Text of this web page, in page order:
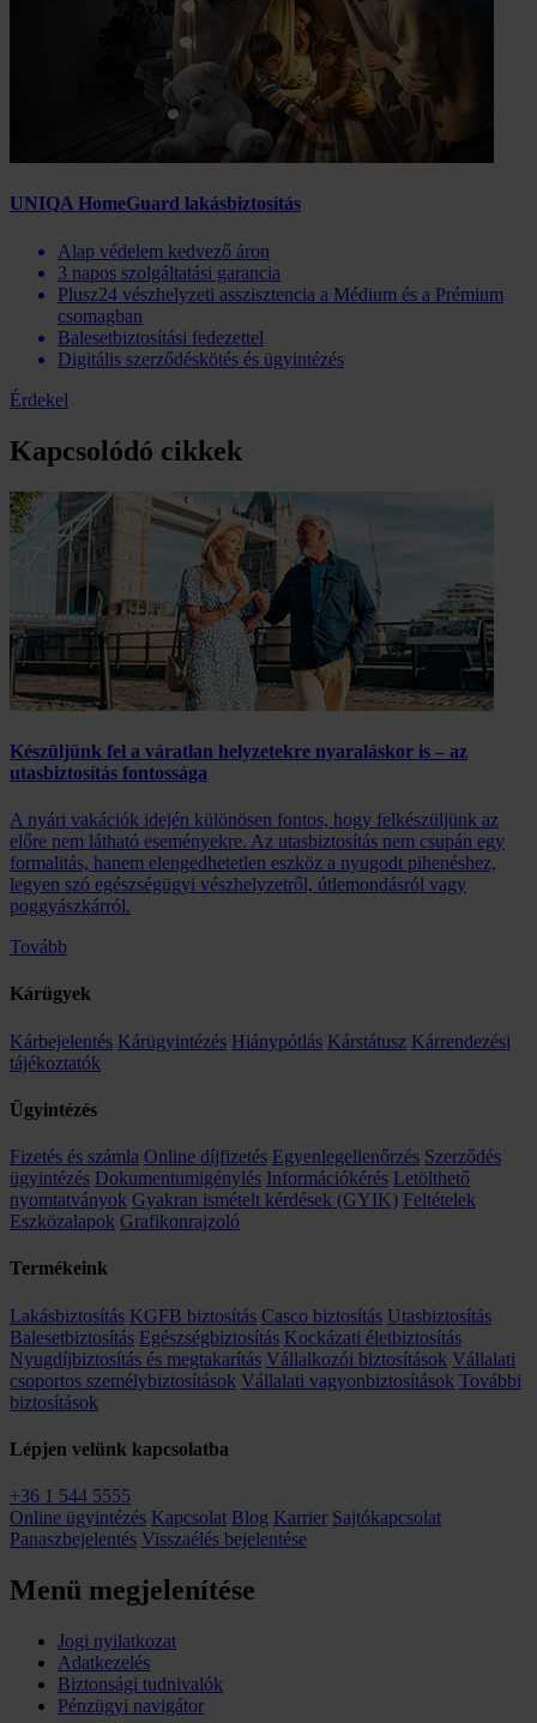
UNIQA HomeGuard lakásbiztosítás
Alap védelem kedvező áron
3 napos szolgáltatási garancia
Plusz24 vészhelyzeti asszisztencia a Médium és a Prémium
csomagban
Balesetbiztosítási fedezettel
Digitális szerződéskötés és ügyintézés
Érdekel
Kapcsolódó cikkek
Készüljünk fel a váratlan helyzetekre nyaraláskor is – az
utasbiztosítás fontossága
A nyári vakációk idején különösen fontos, hogy felkészüljünk az
előre nem látható eseményekre. Az utasbiztosítás nem csupán egy
formalitás, hanem elengedhetetlen eszköz a nyugodt pihenéshez,
legyen szó egészségügyi vészhelyzetről, útlemondásról vagy
poggyászkárról.
Tovább
Kárügyek
Kárbejelentés Kárügyintézés Hiánypótlás Kárstátusz Kárrendezési
tájékoztatók
Ügyintézés
Fizetés és számla Online díjfizetés Egyenlegellenőrzés Szerződés
ügyintézés Dokumentumigénylés Információkérés Letölthető
nyomtatványok Gyakran ismételt kérdések (GYIK) Feltételek
Eszközalapok Grafikonrajzoló
Termékeink
Lakásbiztosítás KGFB biztosítás Casco biztosítás Utasbiztosítás
Balesetbiztosítás Egészségbiztosítás Kockázati életbiztosítás
Nyugdíjbiztosítás és megtakarítás Vállalkozói biztosítások Vállalati
csoportos személybiztosítások Vállalati vagyonbiztosítások További
biztosítások
Lépjen velünk kapcsolatba
+36 1 544 5555
Online ügyintézés Kapcsolat Blog Karrier Sajtókapcsolat
Panaszbejelentés Visszaélés bejelentése
Menü megjelenítése
Jogi nyilatkozat
Adatkezelés
Biztonsági tudnivalók
Pénzügyi navigátor